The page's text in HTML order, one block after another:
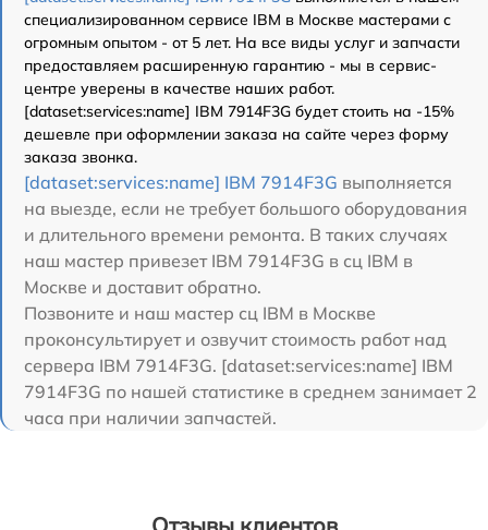
специализированном сервисе IBM в Москве мастерами с
огромным опытом - от 5 лет. На все виды услуг и запчасти
предоставляем расширенную гарантию - мы в сервис-
центре уверены в качестве наших работ.
[dataset:services:name] IBM 7914F3G будет стоить на -15%
дешевле при оформлении заказа на сайте через форму
заказа звонка.
[dataset:services:name] IBM 7914F3G выполняется
на выезде, если не требует большого оборудования
и длительного времени ремонта. В таких случаях
наш мастер привезет IBM 7914F3G в сц IBM в
Москве и доставит обратно.
Позвоните и наш мастер сц IBM в Москве
проконсультирует и озвучит стоимость работ над
сервера IBM 7914F3G. [dataset:services:name] IBM
7914F3G по нашей статистике в среднем занимает 2
часа при наличии запчастей.